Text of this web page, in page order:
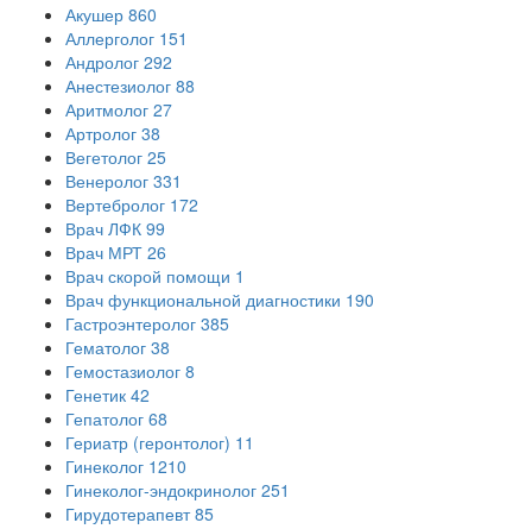
Акушер 860
Аллерголог 151
Андролог 292
Анестезиолог 88
Аритмолог 27
Артролог 38
Вегетолог 25
Венеролог 331
Вертебролог 172
Врач ЛФК 99
Врач МРТ 26
Врач скорой помощи 1
Врач функциональной диагностики 190
Гастроэнтеролог 385
Гематолог 38
Гемостазиолог 8
Генетик 42
Гепатолог 68
Гериатр (геронтолог) 11
Гинеколог 1210
Гинеколог-эндокринолог 251
Гирудотерапевт 85